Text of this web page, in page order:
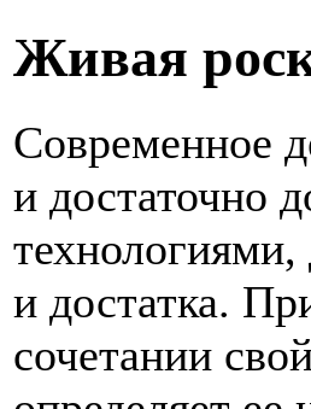
Живая
Современное
и достаточно
и достатка.
сочетании